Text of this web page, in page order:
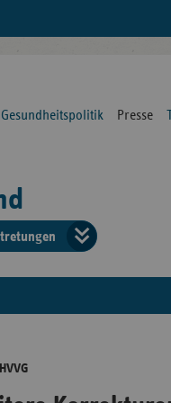
Gesundheitspolitik Presse
der